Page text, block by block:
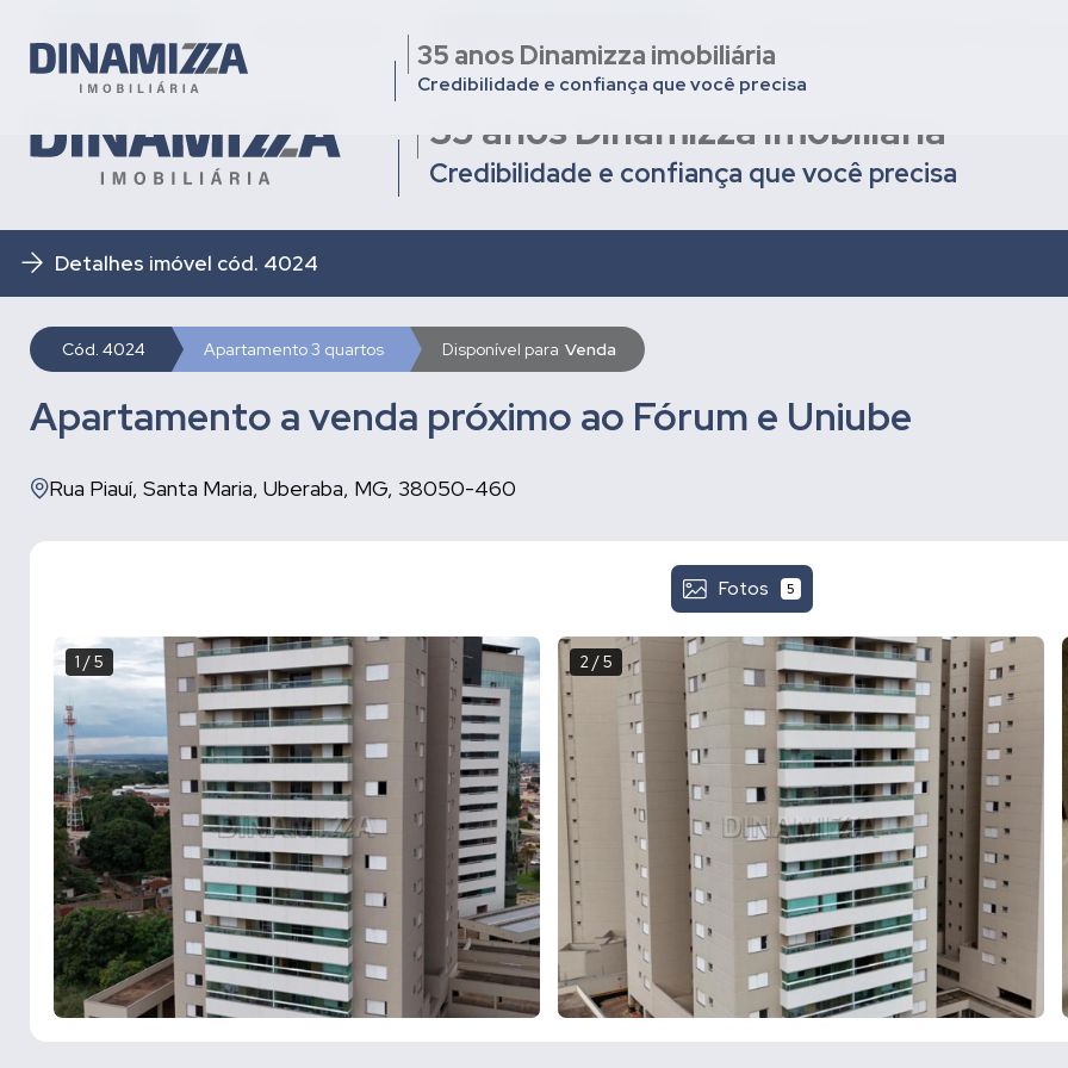
35 anos Dinamizza imobiliária
Credibilidade e confiança que você precisa
35 anos Dinamizza imobiliária
Credibilidade e confiança que você precisa
Detalhes imóvel cód. 4024
Cód. 4024 Apartamento 3 quartos Disponível para Venda
Apartamento a venda próximo ao Fórum e Uniube
Rua Piauí, Santa Maria, Uberaba, MG, 38050-460
Fotos 5
1 / 5 2 / 5